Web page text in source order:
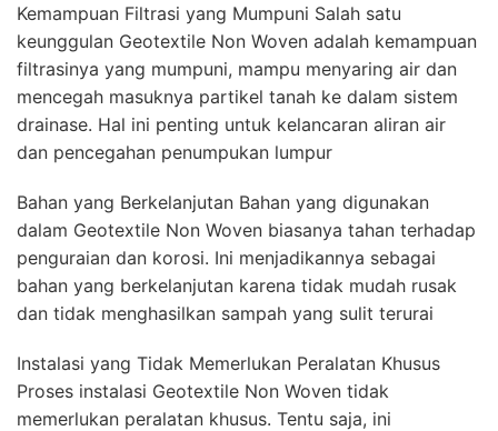
Kemampuan Filtrasi yang Mumpuni Salah satu
keunggulan Geotextile Non Woven adalah kemampuan
filtrasinya yang mumpuni, mampu menyaring air dan
mencegah masuknya partikel tanah ke dalam sistem
drainase. Hal ini penting untuk kelancaran aliran air
dan pencegahan penumpukan lumpur
Bahan yang Berkelanjutan Bahan yang digunakan
dalam Geotextile Non Woven biasanya tahan terhadap
penguraian dan korosi. Ini menjadikannya sebagai
bahan yang berkelanjutan karena tidak mudah rusak
dan tidak menghasilkan sampah yang sulit terurai
Instalasi yang Tidak Memerlukan Peralatan Khusus
Proses instalasi Geotextile Non Woven tidak
memerlukan peralatan khusus. Tentu saja, ini